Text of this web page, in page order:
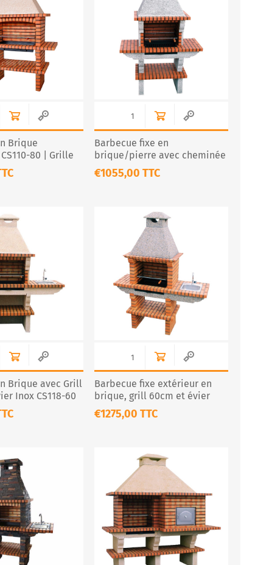
Brique
80 | Grille
Barbecue fixe en
brique/pierre avec cheminée
– Modèle CS111
€1055,00 TTC
Brique avec Grill
Inox CS118-60
Barbecue fixe extérieur en
brique, grill 60cm et évier
inox – CS120-60
€1275,00 TTC